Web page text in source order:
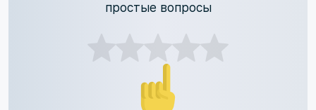
простые вопросы